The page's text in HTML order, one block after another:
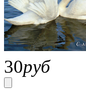
30руб